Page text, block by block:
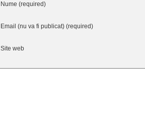
Nume (required)
Email (nu va fi publicat) (required)
Site web